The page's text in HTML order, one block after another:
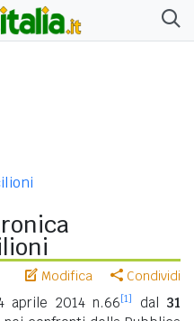
Modifica Condividi
aprile 2014 n.66[1] dal 31